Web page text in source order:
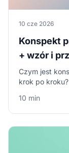
10 cze 2026
Konspekt
+ wzór i
Czym jest
krok po
10 min